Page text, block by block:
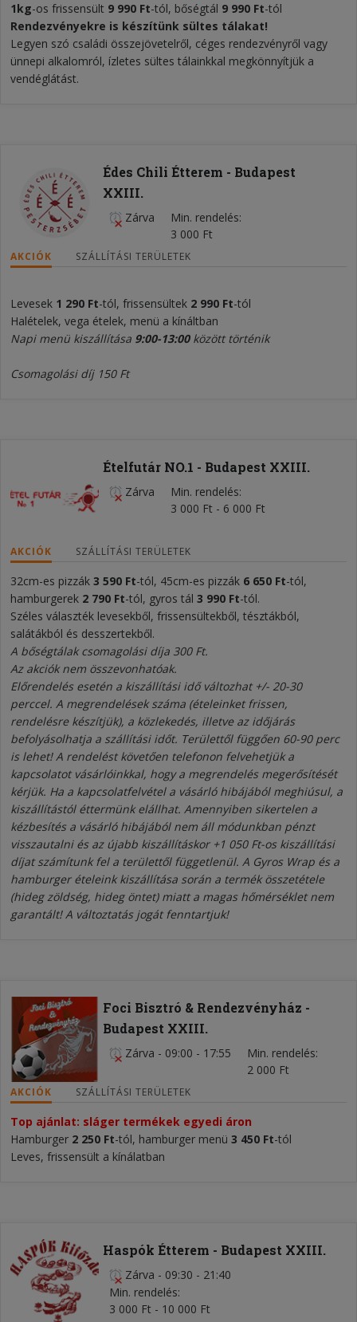
1kg-os frissensült 9 990 Ft-tól, bőségtál 9 990 Ft-tól
Rendezvényekre is készítünk sültes tálakat!
Legyen szó családi összejövetelről, céges rendezvényről vagy
ünnepi alkalomról, ízletes sültes tálainkkal megkönnyítjük a
vendéglátást.
Édes Chili Étterem - Budapest
XXIII.
Zárva
Min. rendelés
3 000 Ft
AKCIÓK SZÁLLÍTÁSI TERÜLETEK
Levesek 1 290 Ft-tól, frissensültek 2 990 Ft-tól
Halételek, vega ételek, menü a kínáltban
Napi menü kiszállítása 9:00-13:00között történik
Csomagolási díj 150 Ft
Ételfutár NO.1 - Budapest XXIII.
Zárva
Min. rendelés
3 000 Ft - 6 000 Ft
AKCIÓK SZÁLLÍTÁSI TERÜLETEK
32cm-es pizzák 3 590 Ft-tól, 45cm-es pizzák 6 650 Ft-tól,
hamburgerek 2 790 Ft-tól, gyros tál 3 990 Ft-tól.
Széles választék levesekből, frissensültekből, tésztákból,
salátákból és desszertekből.
A bőségtálak csomagolási díja 300 Ft.
Az akciók nem összevonhatóak.
Előrendelés esetén a kiszállítási idő változhat +/- 20-30
perccel. A megrendelések száma (ételeinket frissen,
rendelésre készítjük), a közlekedés, illetve az időjárás
befolyásolhatja a szállítási időt. Területtől függően 60-90 perc
is lehet! A rendelést követően telefonon felvehetjük a
kapcsolatot vásárlóinkkal, hogy a megrendelés megerősítését
kérjük. Ha a kapcsolatfelvétel a vásárló hibájából meghiúsul, a
kiszállítástól éttermünk elállhat. Amennyiben sikertelen a
kézbesítés a vásárló hibájából nem áll módunkban pénzt
visszautalni és az újabb kiszállításkor +1 050 Ft-os kiszállítási
díjat számítunk fel a területtől függetlenül. A Gyros Wrap és a
hamburger ételeink kiszállítása során a termék összetétele
(hideg zöldség, hideg öntet) miatt a magas hőmérséklet nem
garantált! A változtatás jogát fenntartjuk!
Foci Bisztró & Rendezvényház -
Budapest XXIII.
Zárva - 09:00 - 17:55
Min. rendelés
2 000 Ft
AKCIÓK SZÁLLÍTÁSI TERÜLETEK
Top ajánlat: sláger termékek egyedi áron
Hamburger 2 250 Ft-tól, hamburger menü 3 450 Ft-tól
Leves, frissensült a kínálatban
Haspók Étterem - Budapest XXIII.
Zárva - 09:30 - 21:40
Min. rendelés
3 000 Ft - 10 000 Ft